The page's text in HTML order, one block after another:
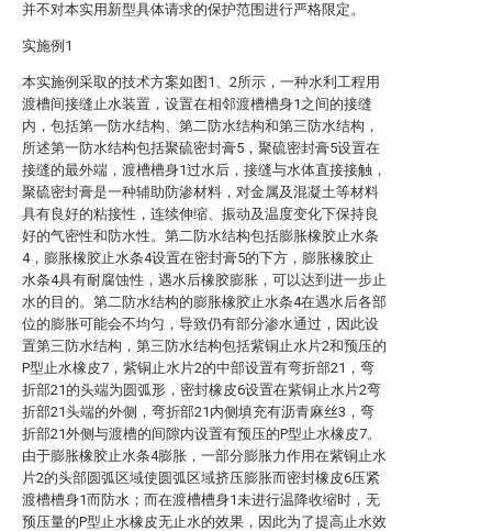
并不对本实用新型具体请求的保护范围进行严格限定。
实施例1
本实施例采取的技术方案如图1、2所示，一种水利工程用
渡槽间接缝止水装置，设置在相邻渡槽槽身1之间的接缝
内，包括第一防水结构、第二防水结构和第三防水结构，
所述第一防水结构包括聚硫密封膏5，聚硫密封膏5设置在
接缝的最外端，渡槽槽身1过水后，接缝与水体直接接触，
聚硫密封膏是一种辅助防渗材料，对金属及混凝土等材料
具有良好的粘接性，连续伸缩、振动及温度变化下保持良
好的气密性和防水性。第二防水结构包括膨胀橡胶止水条
4，膨胀橡胶止水条4设置在密封膏5的下方，膨胀橡胶止
水条4具有耐腐蚀性，遇水后橡胶膨胀，可以达到进一步止
水的目的。第二防水结构的膨胀橡胶止水条4在遇水后各部
位的膨胀可能会不均匀，导致仍有部分渗水通过，因此设
置第三防水结构，第三防水结构包括紫铜止水片2和预压的
P型止水橡皮7，紫铜止水片2的中部设置有弯折部21，弯
折部21的头端为圆弧形，密封橡皮6设置在紫铜止水片2弯
折部21头端的外侧，弯折部21内侧填充有沥青麻丝3，弯
折部21外侧与渡槽的间隙内设置有预压的P型止水橡皮7。
由于膨胀橡胶止水条4膨胀，一部分膨胀力作用在紫铜止水
片2的头部圆弧区域使圆弧区域挤压膨胀而密封橡皮6压紧
渡槽槽身1而防水；而在渡槽槽身1未进行温降收缩时，无
预压量的P型止水橡皮无止水的效果，因此为了提高止水效